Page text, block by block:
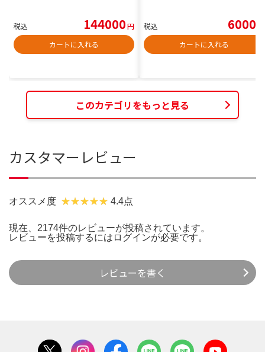
税込 144000円
カートに入れる
税込 6000
カートに入れる
このカテゴリをもっと見る
カスタマーレビュー
オススメ度 4.4点
現在、2174件のレビューが投稿されています。
レビューを投稿するには ログインが必要です。
レビューを書く